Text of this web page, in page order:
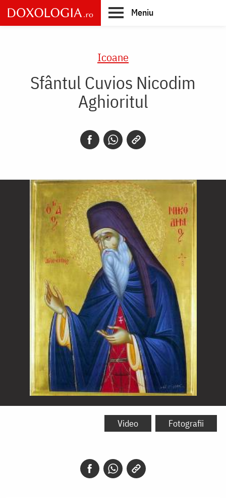
Skip
to
main
Meniu
Icoane
Sfântul Cuvios Nicodim
Aghioritul
Sfântul
Video Fotografii